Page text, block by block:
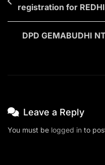
registration for
DPD GEMABUDHI
Leave a Reply
You must be logged in to